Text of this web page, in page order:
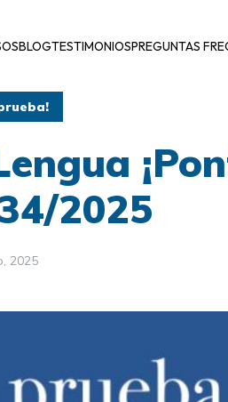
BLOGTESTIMONIOSPREGUNTAS
2025
2025